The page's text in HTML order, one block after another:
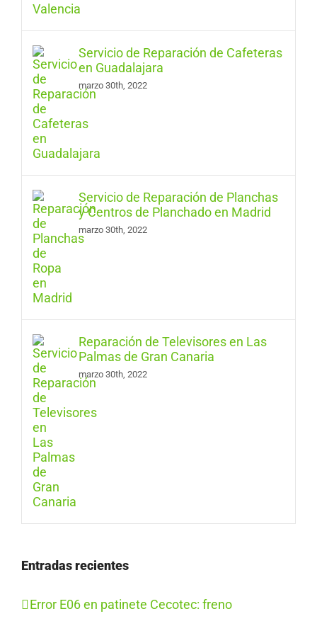
Servicio de Reparación de Cafeteras
en Guadalajara
marzo 30th, 2022
Servicio de Reparación de Planchas
y Centros de Planchado en Madrid
marzo 30th, 2022
Reparación de Televisores en Las
Palmas de Gran Canaria
marzo 30th, 2022
Entradas recientes
Error E06 en patinete Cecotec: freno